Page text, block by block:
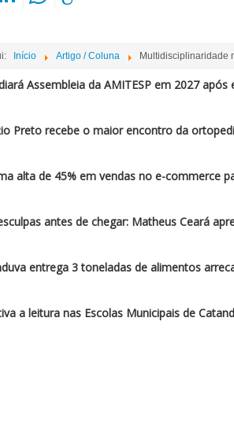
Início Artigo / Coluna Multidisciplinaridade
Assembleia da AMITESP em 2027
Preto recebe o maior encontro da
alta de 45% em vendas no e-commerce
antes de chegar: Matheus Ceará
entrega 3 toneladas de alimentos
a leitura nas Escolas Municipais de